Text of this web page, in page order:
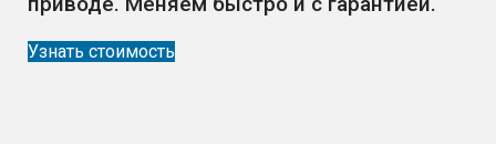
Узнать стоимость